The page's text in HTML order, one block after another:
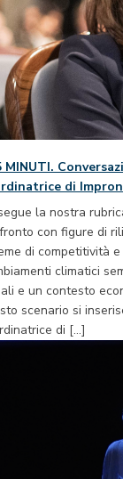
MINUTI.
di
la nostra
con figure di
di competitività
climatici
e un contesto
scenario si
di […]